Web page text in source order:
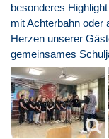
besonderes
mit Achterbahn oder
Herzen unserer
gemeinsames